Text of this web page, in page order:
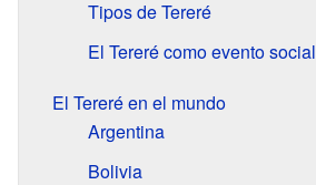
Tipos de Tereré
El Tereré como evento social
El Tereré en el mundo
Argentina
Bolivia